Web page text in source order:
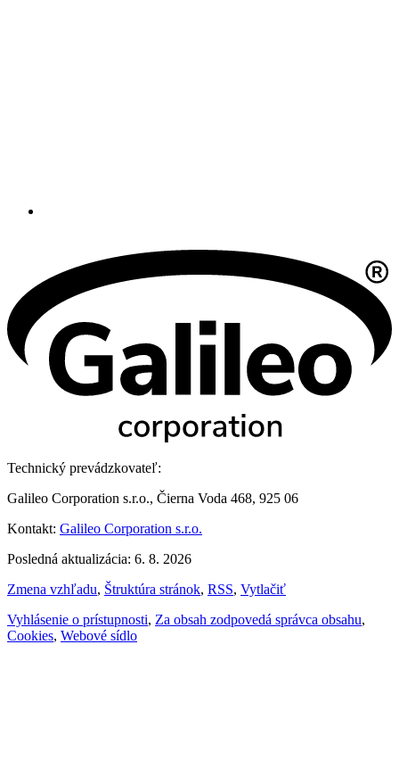
Technický prevádzkovateľ:
Galileo Corporation s.r.o., Čierna Voda 468, 925 06
Kontakt: Galileo Corporation s.r.o.
Posledná aktualizácia: 6. 8. 2026
Zmena vzhľadu, Štruktúra stránok, RSS, Vytlačiť
Vyhlásenie o prístupnosti, Za obsah zodpovedá správca obsahu,
Cookies, Webové sídlo